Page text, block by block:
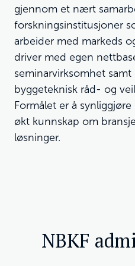
gjennom et nært
forskningsinstitusjoner
arbeider med markeds
driver med egen
seminarvirksomhet
byggeteknisk råd- og
Formålet er å
økt kunnskap om
løsninger.
NBKF